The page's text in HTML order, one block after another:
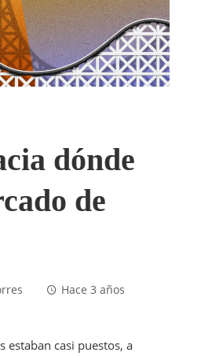
dónde
de
Hace 3 años
estaban casi puestos, a